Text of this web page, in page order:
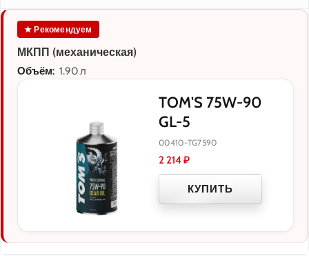
★ Рекомендуем
МКПП (механическая)
Объём: 1.90 л
TOM'S 75W-90
GL-5
00410-TG7590
2 214₽
КУПИТЬ